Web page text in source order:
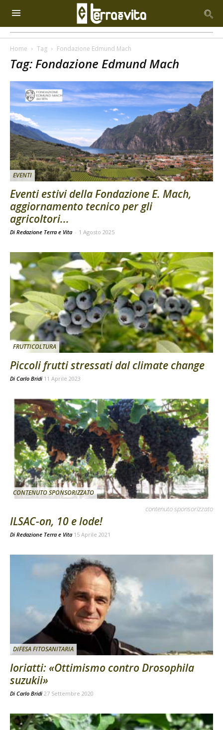
Home Tag Fondazione Edmund Mach
Tag: Fondazione Edmund Mach
EVENTI
Eventi estivi della Fondazione E. Mach,
aggiornamento tecnico per gli
agricoltori...
Di Redazione Terra e Vita - 1 Agosto 2025
FRUTTICOLTURA
Piccoli frutti stressati dal climate change
Di Carlo Bridi 11 Aprile 2023
CONTENUTO SPONSORIZZATO
contenuto sponsorizzato
ILSAC-on, 10 e lode!
Di Redazione Terra e Vita 15 Aprile 2021
DIFESA FITOSANITARIA
Ioriatti: «Ottimismo contro Drosophila
suzukii»
Di Carlo Bridi 27 Settembre 2020